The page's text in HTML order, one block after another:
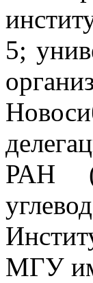
5;
РАН
МГУ